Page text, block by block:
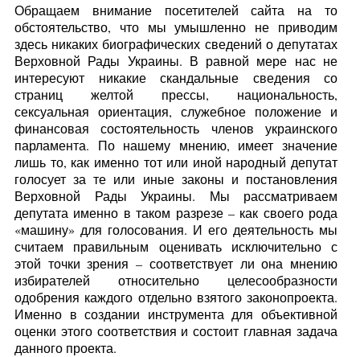
Обращаем внимание посетителей сайта на то
обстоятельство, что мы умышленно не приводим
здесь никаких биографических сведений о депутатах
Верховной Рады Украины. В равной мере нас не
интересуют никакие скандальные сведения со
страниц желтой прессы, национальность,
сексуальная ориентация, служебное положение и
финансовая состоятельность членов украинского
парламента. По нашему мнению, имеет значение
лишь то, как именно тот или иной народный депутат
голосует за те или иные законы и постановления
Верховной Рады Украины. Мы рассматриваем
депутата именно в таком разрезе – как своего рода
«машину» для голосования. И его деятельность мы
считаем правильным оценивать исключительно с
этой точки зрения – соответствует ли она мнению
избирателей относительно целесообразности
одобрения каждого отдельно взятого законопроекта.
Именно в создании инструмента для объективной
оценки этого соответствия и состоит главная задача
данного проекта.